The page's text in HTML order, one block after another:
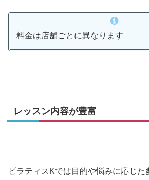
料金は店舗ごとに異なります
レッスン内容が豊富
ピラティスKでは目的や悩みに応じた